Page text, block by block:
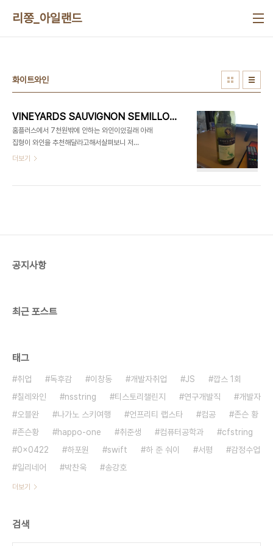
리쫑_아일랜드
화이트와인
VINEYARDS SAUVIGNON SEMILLON 2016
홈플러스에서 7천원밖에 안하는 와인이있길래 아래
집형이 와인을 추천해달라고해서살펴보니 저
VINEYARDS라는 브랜드로 품종별로 와인이 주르
다. 음... 일단 바디감이 별로없어서 난 다음엔 소비뇽
더보기
공지사항
최근 포스트
태그
취업 독후감 이창동 개발자취업 JS
깝스 1회
칠레와인
nsstring 티스토리챌린지 연구개발직
개발자
오블완
나가노 스키여행 언프리티 랩스타 컴공
존슨 황
존슨황
happo-one 취준생 컴퓨터공학과
cfstring
0x0422
하포원 swift 하 준 숴이 서평
감정수업
일리네어
박찬욱 송강호
더보기
검색